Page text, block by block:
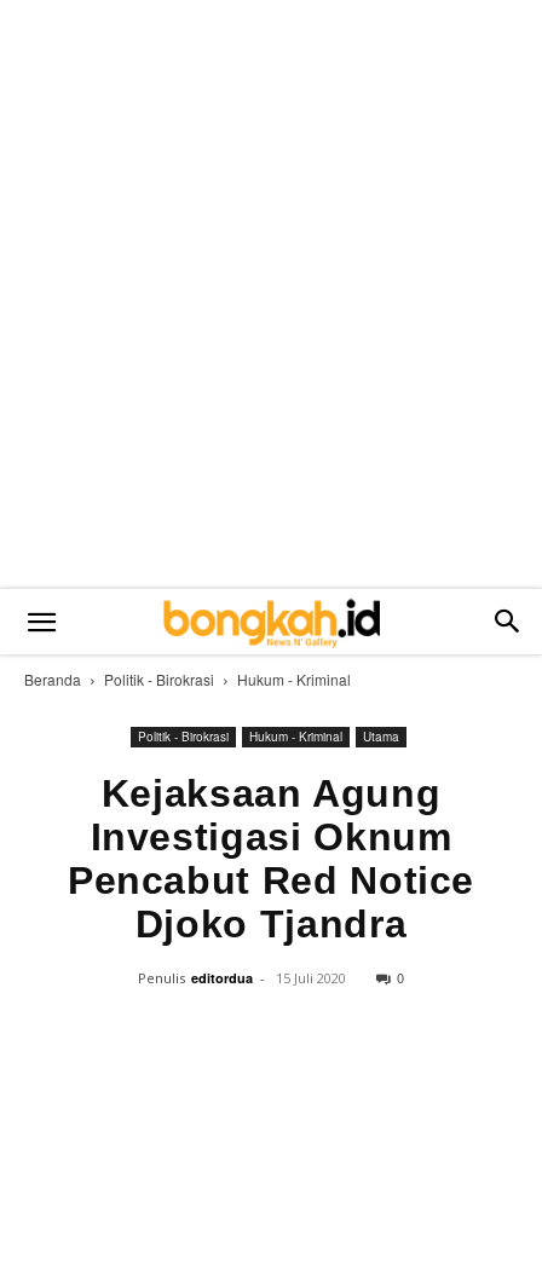
Beranda Politik - Birokrasi Hukum - Kriminal
Politik - Birokrasi Hukum - Kriminal Utama
Kejaksaan Agung
Investigasi Oknum
Pencabut Red Notice
Djoko Tjandra
Penulis editordua - 15 Juli 2020 0